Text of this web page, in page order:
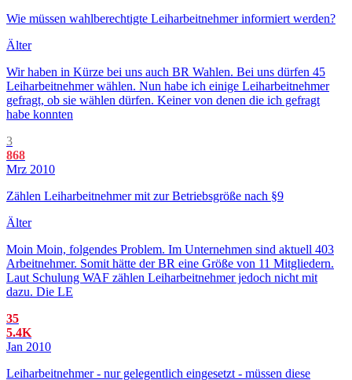
Wie müssen wahlberechtigte Leiharbeitnehmer informiert werden?
Älter
Wir haben in Kürze bei uns auch BR Wahlen. Bei uns dürfen 45
Leiharbeitnehmer wählen. Nun habe ich einige Leiharbeitnehmer
gefragt, ob sie wählen dürfen. Keiner von denen die ich gefragt
habe konnten
3
868
Mrz 2010
Zählen Leiharbeitnehmer mit zur Betriebsgröße nach §9
Älter
Moin Moin, folgendes Problem. Im Unternehmen sind aktuell 403
Arbeitnehmer. Somit hätte der BR eine Größe von 11 Mitgliedern.
Laut Schulung WAF zählen Leiharbeitnehmer jedoch nicht mit
dazu. Die LE
35
5.4K
Jan 2010
Leiharbeitnehmer - nur gelegentlich eingesetzt - müssen diese